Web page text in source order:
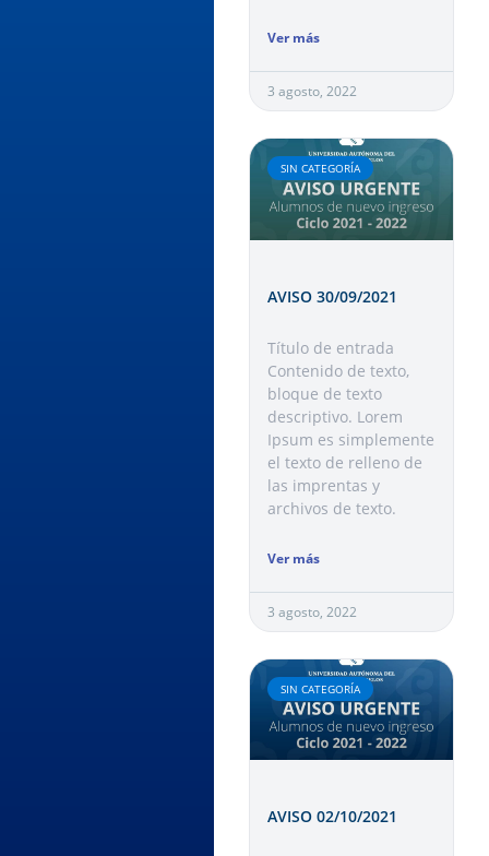
Ver más
3 agosto, 2022
SIN CATEGORÍA
AVISO 30/09/2021
Título de entrada
Contenido de texto,
bloque de texto
descriptivo. Lorem
Ipsum es simplemente
el texto de relleno de
las imprentas y
archivos de texto.
Ver más
3 agosto, 2022
SIN CATEGORÍA
AVISO 02/10/2021